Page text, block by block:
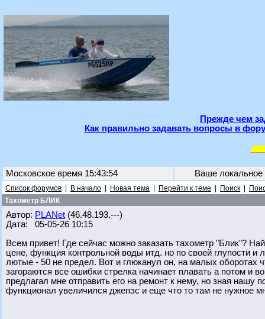
Прежде чем
Как правильно задавать вопросы в
Московское время 15:43:54 Ваше
Список форумов В начало Новая тема Перейти к теме Поиск
Тахометр БЛИК
Автор: PLANet (46.48.193.---)
Дата: 05-05-26 10:15
Всем привет! Где сейчас можно заказать тахометр "Блик"?
цене, функция контрольной воды итд. но по своей глупости
лютые - 50 не предел. Вот и глюканул он, на малых оборотах
загораются все ошибки стрелка начинает плавать а потом и
предлагал мне отправить его на ремонт к нему, но зная
функционал увеличился джепэс и еще что то там не нужное